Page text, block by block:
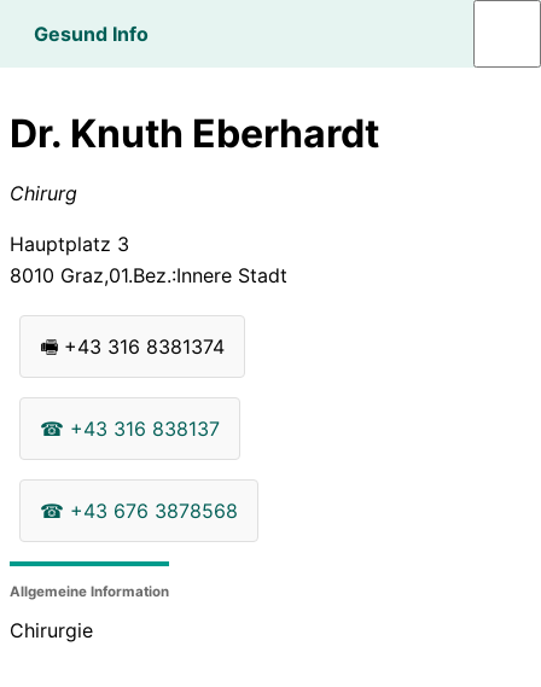
Gesund Info
Dr. Knuth Eberhardt
Chirurg
Hauptplatz 3
8010 Graz,01.Bez.:Innere Stadt
🖷 +43 316 8381374
☎ +43 316 838137
☎ +43 676 3878568
Allgemeine Information
Chirurgie